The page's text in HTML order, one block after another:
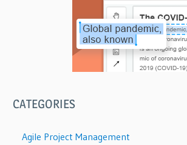
CATEGORIES
Agile Project Management